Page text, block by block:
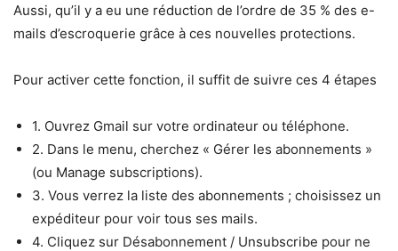
Aussi, qu’il y a eu une réduction de l’ordre de 35 % des e-
mails d’escroquerie grâce à ces nouvelles protections.
Pour activer cette fonction, il suffit de suivre ces 4 étapes
1. Ouvrez Gmail sur votre ordinateur ou téléphone.
2. Dans le menu, cherchez « Gérer les abonnements »
(ou Manage subscriptions).
3. Vous verrez la liste des abonnements ; choisissez un
expéditeur pour voir tous ses mails.
4. Cliquez sur Désabonnement / Unsubscribe pour ne